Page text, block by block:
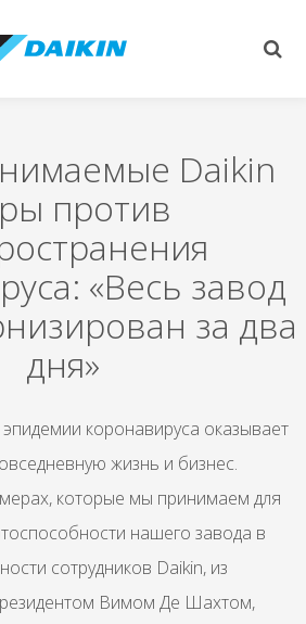
Daikin
против
«Весь завод
за два
дня»
эпидемии коронавируса оказывает
жизнь и бизнес.
которые мы принимаем для
нашего завода в
сотрудников Daikin, из
Вимом Де Шахтом,